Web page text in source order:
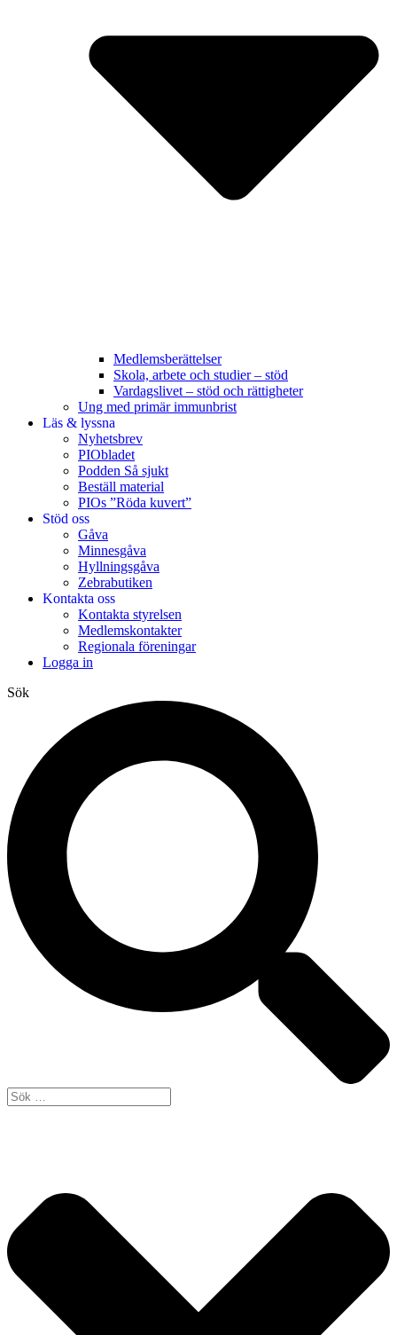
Medlemsberättelser
Skola, arbete och studier – stöd
Vardagslivet – stöd och rättigheter
Ung med primär immunbrist
Läs & lyssna
Nyhetsbrev
PIObladet
Podden Så sjukt
Beställ material
PIOs ”Röda kuvert”
Stöd oss
Gåva
Minnesgåva
Hyllningsgåva
Zebrabutiken
Kontakta oss
Kontakta styrelsen
Medlemskontakter
Regionala föreningar
Logga in
Sök